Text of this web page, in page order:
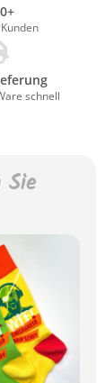
schnell